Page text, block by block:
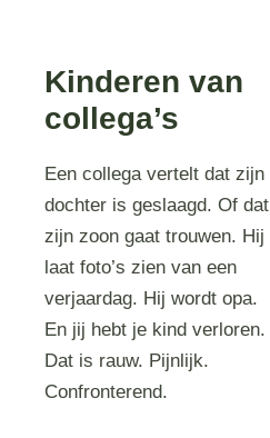
Kinderen van
collega’s
Een collega vertelt dat zijn
dochter is geslaagd. Of dat
zijn zoon gaat trouwen. Hij
laat foto’s zien van een
verjaardag. Hij wordt opa.
En jij hebt je kind verloren.
Dat is rauw. Pijnlijk.
Confronterend.